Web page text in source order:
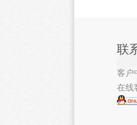
联
客户
在线